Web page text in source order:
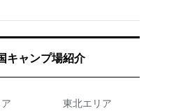
キャンプ場紹介
東北エリア